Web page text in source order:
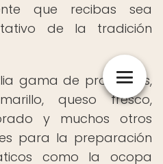
que recibas sea
de la tradición
gama de productos,
queso fresco,
y muchos otros
para la preparación
como la ocopa